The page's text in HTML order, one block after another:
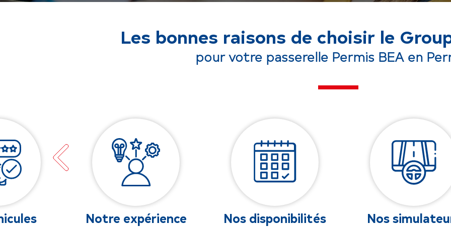
Les bonnes raisons de choisir le
pour votre passerelle Permis BEA en
Nos disponibilités Nos simulateurs
Nos réunions